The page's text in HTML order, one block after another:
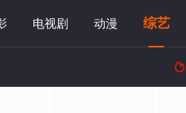
电视剧 动漫 综艺
